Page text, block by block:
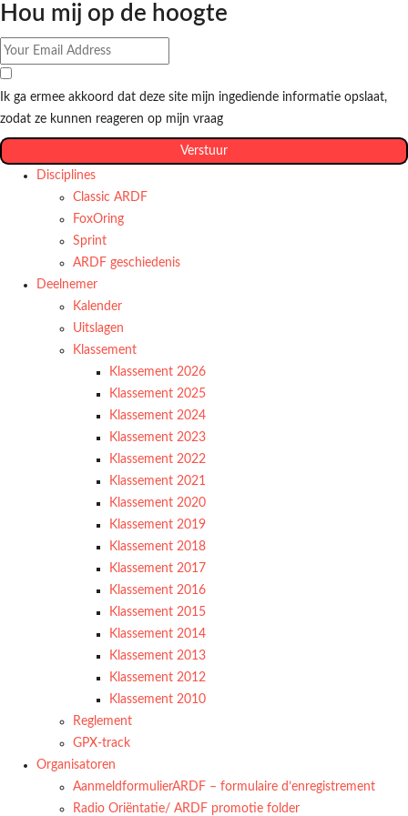
Hou mij op de hoogte
Ik ga ermee akkoord dat deze site mijn ingediende informatie opslaat,
zodat ze kunnen reageren op mijn vraag
Verstuur
Disciplines
Classic ARDF
FoxOring
Sprint
ARDF geschiedenis
Deelnemer
Kalender
Uitslagen
Klassement
Klassement 2026
Klassement 2025
Klassement 2024
Klassement 2023
Klassement 2022
Klassement 2021
Klassement 2020
Klassement 2019
Klassement 2018
Klassement 2017
Klassement 2016
Klassement 2015
Klassement 2014
Klassement 2013
Klassement 2012
Klassement 2010
Reglement
GPX-track
Organisatoren
AanmeldformulierARDF – formulaire d’enregistrement
Radio Oriëntatie/ ARDF promotie folder